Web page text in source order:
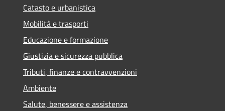
Catasto e urbanistica
Mobilità e trasporti
Educazione e formazione
Giustizia e sicurezza pubblica
Tributi, finanze e contravvenzioni
Ambiente
Salute, benessere e assistenza